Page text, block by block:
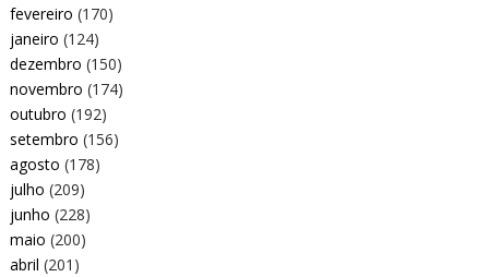
fevereiro (170)
janeiro (124)
dezembro (150)
novembro (174)
outubro (192)
setembro (156)
agosto (178)
julho (209)
junho (228)
maio (200)
abril (201)